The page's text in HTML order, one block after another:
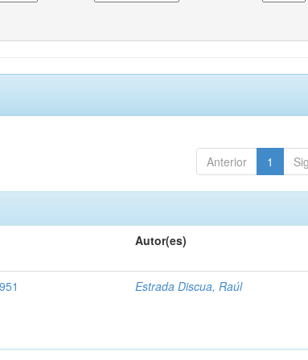
Anterior 1
Autor(es)
Estrada Discua, Raúl